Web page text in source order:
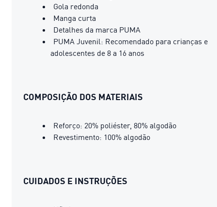
Gola redonda
Manga curta
Detalhes da marca PUMA
PUMA Juvenil: Recomendado para crianças e
adolescentes de 8 a 16 anos
COMPOSIÇÃO DOS MATERIAIS
Reforço: 20% poliéster, 80% algodão
Revestimento: 100% algodão
CUIDADOS E INSTRUÇÕES